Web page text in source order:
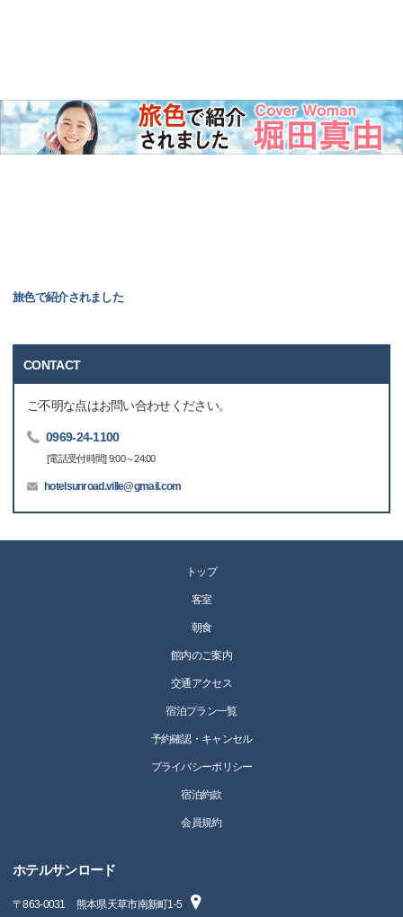
旅色で紹介されました
CONTACT
ご不明な点はお問い合わせください。
0969-24-1100
[電話受付時間] 9:00～24:00
hotelsunroad.ville@gmail.com
トップ
客室
朝食
館内のご案内
交通アクセス
宿泊プラン一覧
予約確認・キャンセル
プライバシーポリシー
宿泊約款
会員規約
ホテルサンロード
〒863-0031 熊本県天草市南新町1-5